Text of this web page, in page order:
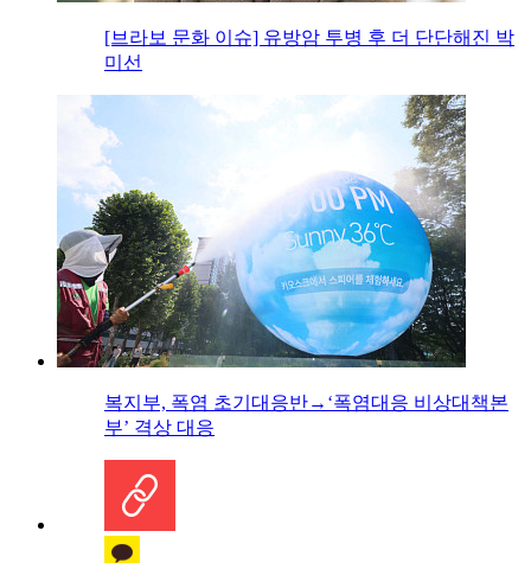
[브라보 문화 이슈] 유방암 투병 후 더 단단해진 박
미선
복지부, 폭염 초기대응반→‘폭염대응 비상대책본
부’ 격상 대응